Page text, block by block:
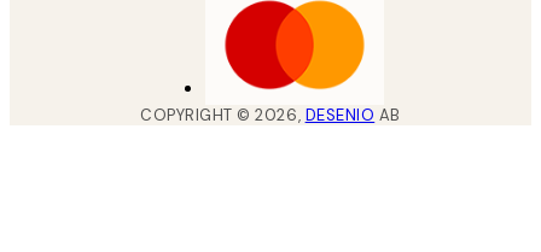
COPYRIGHT ©2026, DESENIO AB